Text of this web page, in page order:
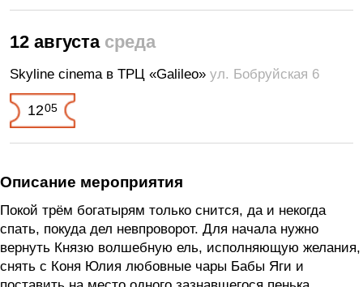
12 августа среда
Skyline cinema в ТРЦ «Galileo» ул. Бобруйская 6
1205
Описание мероприятия
Покой трём богатырям только снится, да и некогда
спать, покуда дел невпроворот. Для начала нужно
вернуть Князю волшебную ель, исполняющую желания,
снять с Коня Юлия любовные чары Бабы Яги и